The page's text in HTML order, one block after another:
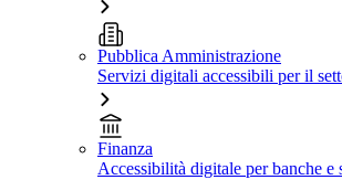
Pubblica Amministrazione
Servizi digitali accessibili per il
Finanza
Accessibilità digitale per banche e